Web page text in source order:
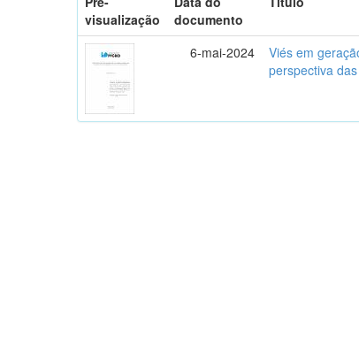
visualização
documento
6-mai-2024
Viés em
perspectiva